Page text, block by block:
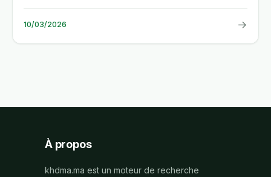
bancaire....
10/03/2026 →
À propos
khdma.ma est un moteur de recherche